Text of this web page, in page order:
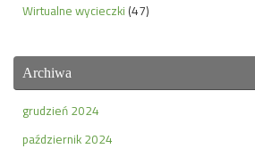
Wirtualne wycieczki (47)
Archiwa
grudzień 2024
październik 2024